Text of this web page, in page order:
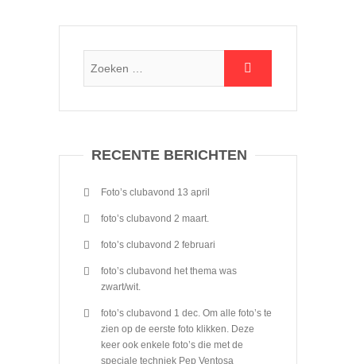
RECENTE BERICHTEN
Foto’s clubavond 13 april
foto’s clubavond 2 maart.
foto’s clubavond 2 februari
foto’s clubavond het thema was
zwart/wit.
foto’s clubavond 1 dec. Om alle foto’s te
zien op de eerste foto klikken. Deze
keer ook enkele foto’s die met de
speciale techniek Pep Ventosa